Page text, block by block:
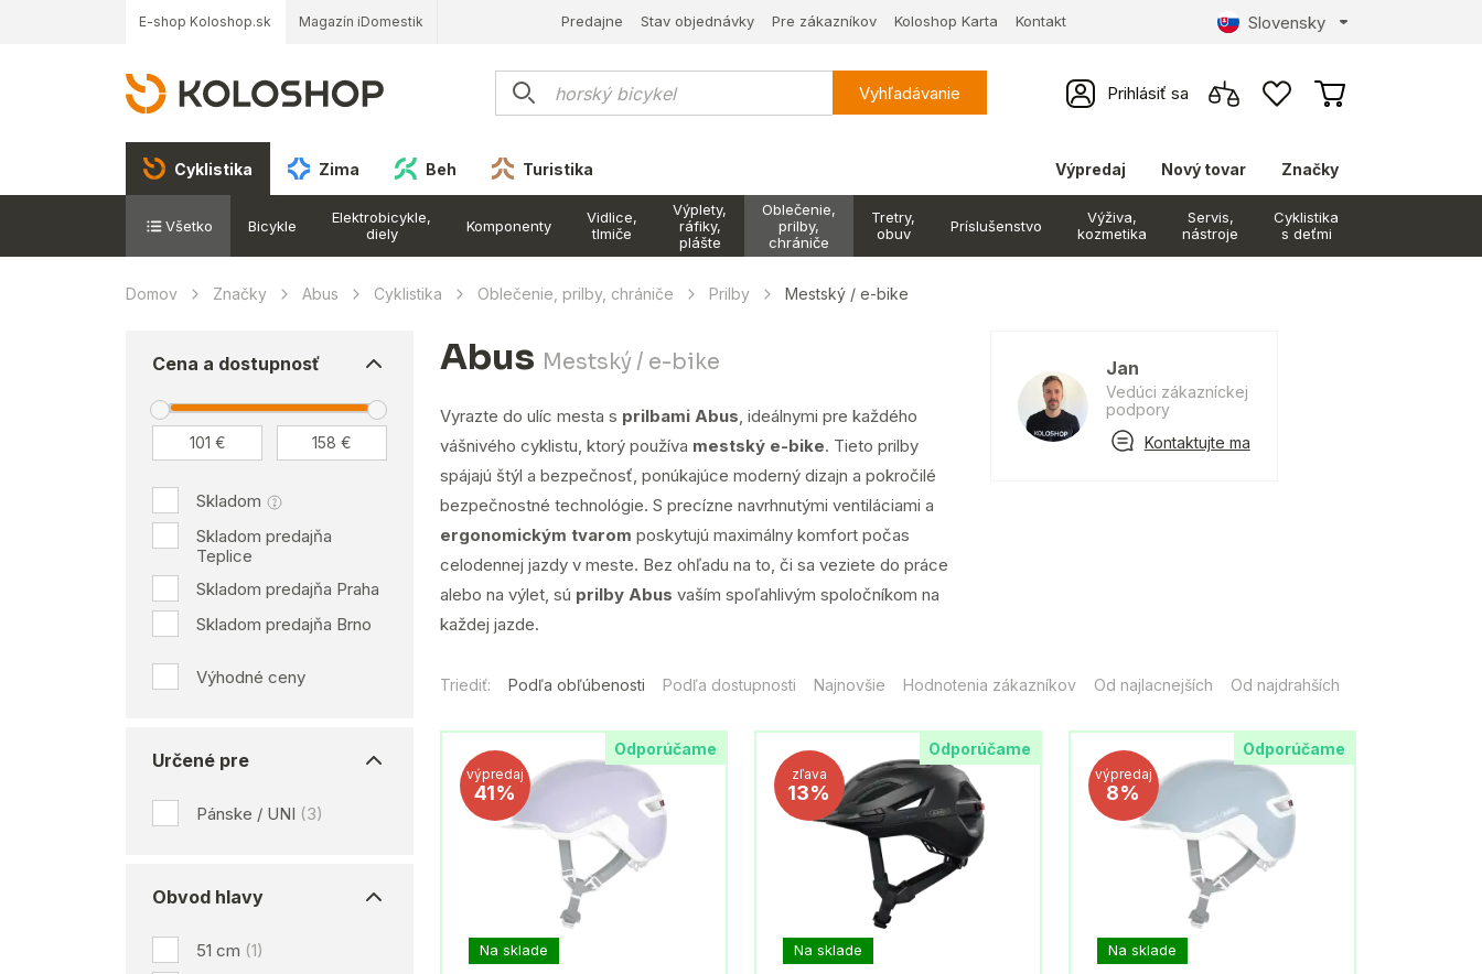
E-shop Koloshop.sk Magazín iDomestik Predajne Stav objednávky Pre zákazníkov Koloshop Karta Kontakt Slovensky
Vyhľadávanie Prihlásiť sa
Cyklistika Zima Beh Turistika Výpredaj Nový tovar Značky
Všetko Bicykle
Elektrobicykle,
diely
Komponenty
Vidlice,
tlmiče
Výplety,
ráfiky,
plášte
Oblečenie,
prilby,
chrániče
Tretry,
obuv
Príslušenstvo
Výživa,
kozmetika
Servis,
nástroje
Cyklistika
s deťmi
Domov Značky Abus Cyklistika Oblečenie, prilby, chrániče Prilby Mestský / e-bike
Cena a dostupnosť
Skladom
Skladom predajňa
Teplice
Skladom predajňa Praha
Skladom predajňa Brno
Výhodné ceny
Určené pre
Pánske / UNI (3)
Obvod hlavy
51 cm (1)
Abus Mestský / e-bike
Vyrazte do ulíc mesta s prilbami Abus, ideálnymi pre každého
vášnivého cyklistu, ktorý používa mestský e-bike. Tieto prilby
spájajú štýl a bezpečnosť, ponúkajúce moderný dizajn a pokročilé
bezpečnostné technológie. S precízne navrhnutými ventiláciami a
ergonomickým tvarom poskytujú maximálny komfort počas
celodennej jazdy v meste. Bez ohľadu na to, či sa veziete do práce
alebo na výlet, sú prilby Abus vaším spoľahlivým spoločníkom na
každej jazde.
Jan
Vedúci zákazníckej
podpory
Kontaktujte ma
Triediť: Podľa obľúbenosti Podľa dostupnosti Najnovšie Hodnotenia zákazníkov Od najlacnejších Od najdrahších
Odporúčame
výpredaj
41%
Na sklade
Odporúčame
zľava
13%
Na sklade
Odporúčame
výpredaj
8%
Na sklade